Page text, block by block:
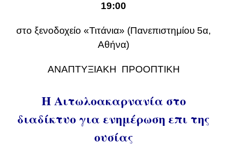
19:00
στο ξενοδοχείο «Τιτάνια» (Πανεπιστημίου 5α,
Αθήνα)
ΑΝΑΠΤΥΞΙΑΚΗ ΠΡΟΟΠΤΙΚΗ
Η Αιτωλοακαρνανία στο
διαδίκτυο για ενημέρωση επι της
ουσίας